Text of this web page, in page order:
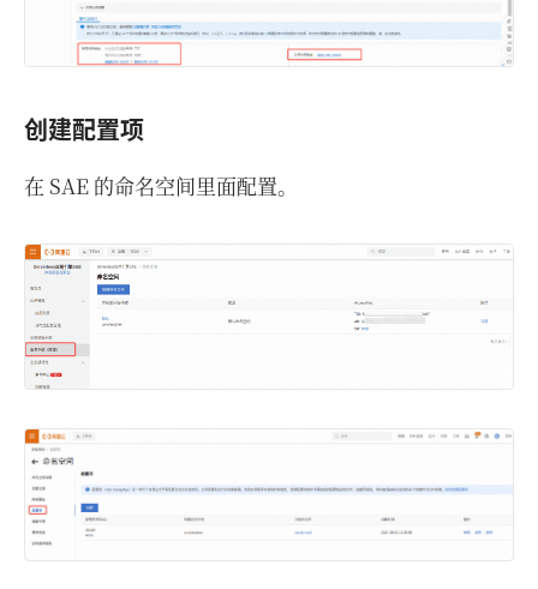
创建配置项
在 SAE 的命名空间里面配置。